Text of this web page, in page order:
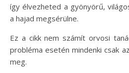
így élvezheted a gyönyörű,
a hajad megsérülne.
Ez a cikk nem számít orvosi
probléma esetén mindenki csak
meg.